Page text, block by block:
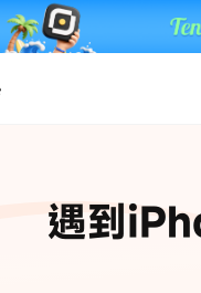
4DDiG
4DDiG
·iPhone 照片備份
遇到